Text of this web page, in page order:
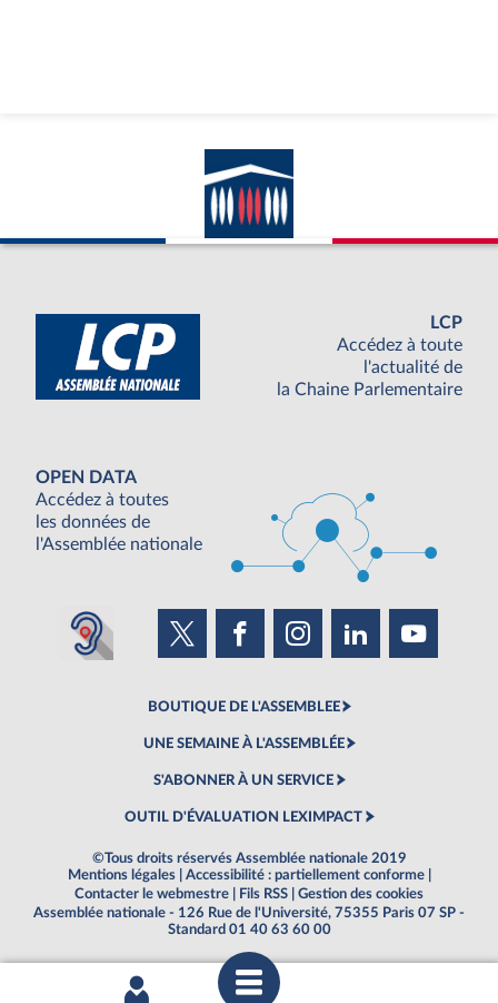
LCP
Accédez à toute
l'actualité de
la Chaine Parlementaire
OPEN DATA
Accédez à toutes
les données de
l'Assemblée nationale
BOUTIQUE DE L'ASSEMBLEE
UNE SEMAINE À L'ASSEMBLÉE
S'ABONNER À UN SERVICE
OUTIL D'ÉVALUATION LEXIMPACT
©Tous droits réservés Assemblée nationale 2019
Mentions légales
Accessibilité : partiellement conforme
Contacter le webmestre
Fils RSS
Gestion des cookies
Assemblée nationale - 126 Rue de l'Université, 75355 Paris 07 SP -
Standard 01 40 63 60 00